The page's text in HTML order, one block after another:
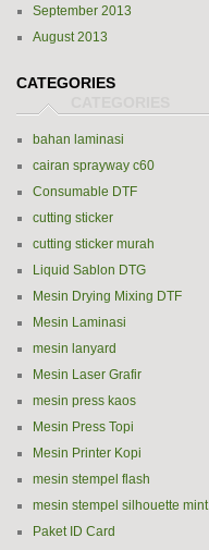
September 2013
August 2013
CATEGORIES
bahan laminasi
cairan sprayway c60
Consumable DTF
cutting sticker
cutting sticker murah
Liquid Sablon DTG
Mesin Drying Mixing DTF
Mesin Laminasi
mesin lanyard
Mesin Laser Grafir
mesin press kaos
Mesin Press Topi
Mesin Printer Kopi
mesin stempel flash
mesin stempel silhouette mint
Paket ID Card